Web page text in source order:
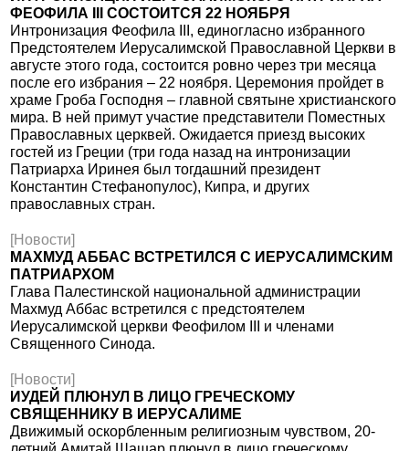
ФЕОФИЛА III СОСТОИТСЯ 22 НОЯБРЯ
Интронизация Феофила III, единогласно избранного
Предстоятелем Иерусалимской Православной Церкви в
августе этого года, состоится ровно через три месяца
после его избрания – 22 ноября. Церемония пройдет в
храме Гроба Господня – главной святыне христианского
мира. В ней примут участие представители Поместных
Православных церквей. Ожидается приезд высоких
гостей из Греции (три года назад на интронизации
Патриарха Иринея был тогдашний президент
Константин Стефанопулос), Кипра, и других
православных стран.
[Новости]
МАХМУД АББАС ВСТРЕТИЛСЯ С ИЕРУСАЛИМСКИМ
ПАТРИАРХОМ
Глава Палестинской национальной администрации
Махмуд Аббас встретился с предстоятелем
Иерусалимской церкви Феофилом III и членами
Священного Синода.
[Новости]
ИУДЕЙ ПЛЮНУЛ В ЛИЦО ГРЕЧЕСКОМУ
СВЯЩЕННИКУ В ИЕРУСАЛИМЕ
Движимый оскорбленным религиозным чувством, 20-